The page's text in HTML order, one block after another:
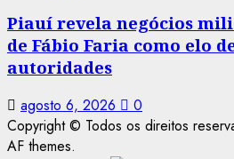
Piauí revela negócios
de Fábio Faria como elo
autoridades
agosto 6, 2026
0
Copyright © Todos os direitos
AF themes.